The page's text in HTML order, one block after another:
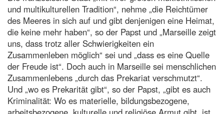
und multikulturellen Tradition“, nehme „die Reichtümer
des Meeres in sich auf und gibt denjenigen eine Heimat,
die keine mehr haben“, so der Papst und „Marseille zeigt
uns, dass trotz aller Schwierigkeiten ein
Zusammenleben möglich“ sei und „dass es eine Quelle
der Freude ist“. Doch auch in Marseille sei menschlichen
Zusammenlebens „durch das Prekariat verschmutzt“.
Und „wo es Prekarität gibt“, so der Papst, „gibt es auch
Kriminalität: Wo es materielle, bildungsbezogene,